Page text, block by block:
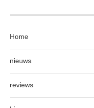
Home
nieuws
reviews